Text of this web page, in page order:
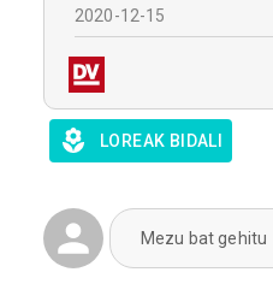
2020-12-15
LOREAK BIDALI
Mezu bat gehitu